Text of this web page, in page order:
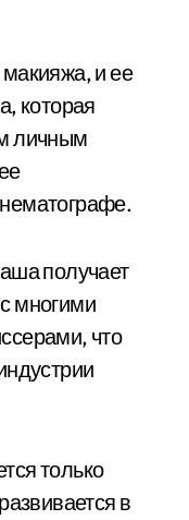
и ее
которая
личным
получает
многими
что
только
в